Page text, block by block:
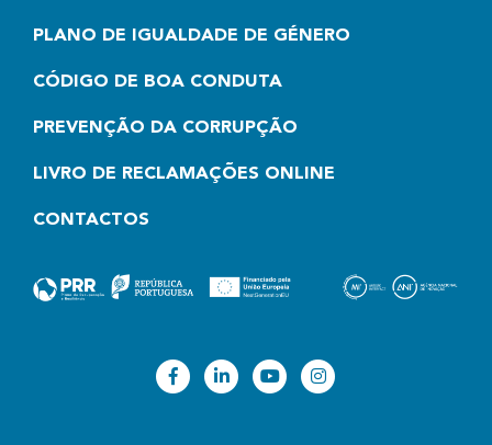
PLANO DE IGUALDADE DE GÉNERO
CÓDIGO DE BOA CONDUTA
PREVENÇÃO DA CORRUPÇÃO
LIVRO DE RECLAMAÇÕES ONLINE
CONTACTOS